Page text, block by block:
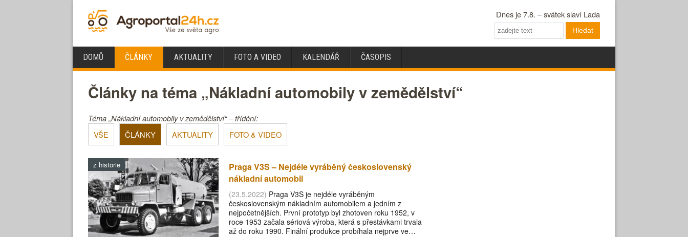
Dnes je 7.8. – svátek slaví Lada
Hledat
DOMŮ ČLÁNKY AKTUALITY FOTO A VIDEO KALENDÁŘ ČASOPIS
Články na téma „Nákladní automobily v zemědělství“
Téma „Nákladní automobily v zemědělství“ – třídění:
VŠE
ČLÁNKY AKTUALITY FOTO & VIDEO
z historie
Praga V3S – Nejdéle vyráběný československý
nákladní automobil
(23.5.2022) Praga V3S je nejdéle vyráběným
československým nákladním automobilem a jedním z
nejpočetnějších. První prototyp byl zhotoven roku 1952, v
roce 1953 začala sériová výroba, která s přestávkami trvala
až do roku 1990. Finální produkce probíhala nejprve ve…